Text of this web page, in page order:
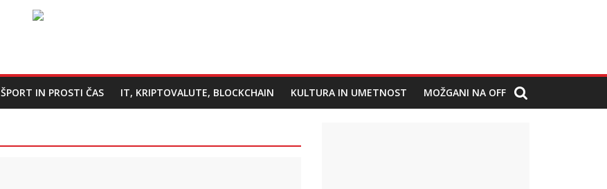
ŠPORT IN PROSTI ČAS IT, KRIPTOVALUTE, BLOCKCHAIN KULTURA IN UMETNOST MOŽGANI NA OFF